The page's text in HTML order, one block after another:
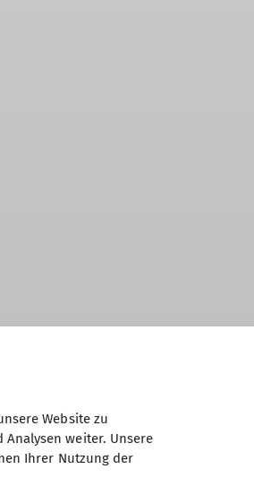
Website zu
weiter. Unsere
Ihrer Nutzung der